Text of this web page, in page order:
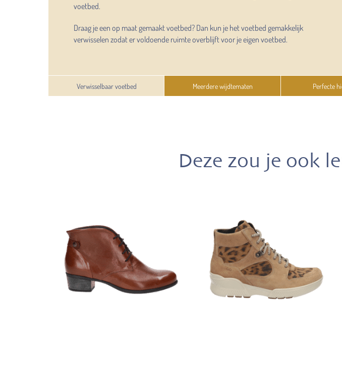
voetbed.
Draag je een op maat gemaakt voetbed? Dan kun je het voetbed gemakkelijk
verwisselen zodat er voldoende ruimte overblijft voor je eigen voetbed.
Verwisselbaar voetbed Meerdere wijdtematen Perfecte
Deze zou je ook